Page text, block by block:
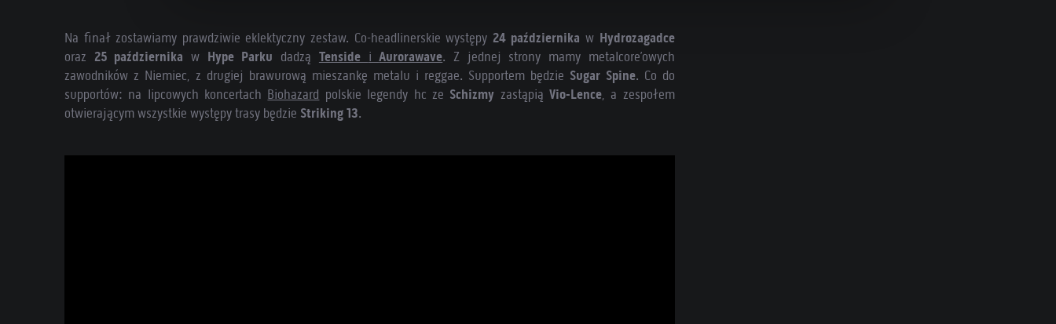
Na finał zostawiamy prawdziwie eklektyczny zestaw. Co-headlinerskie występy 24 października w Hydrozagadce
oraz 25 października w Hype Parku dadzą Tenside iAurorawave. Z jednej strony mamy metalcore’owych
zawodników z Niemiec, z drugiej brawurową mieszankę metalu i reggae. Supportem będzie Sugar Spine. Co do
supportów: na lipcowych koncertach Biohazard polskie legendy hc ze Schizmy zastąpią Vio-Lence, a zespołem
otwierającym wszystkie występy trasy będzie Striking 13.